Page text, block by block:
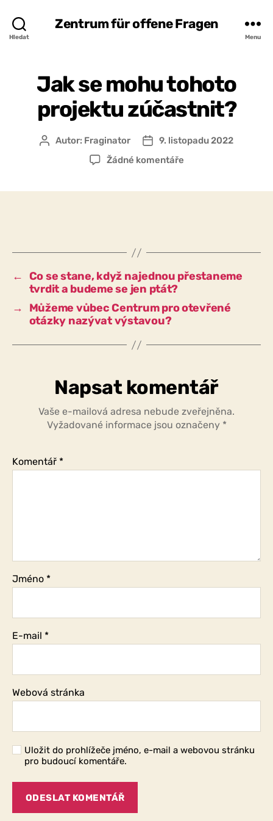
Hledat
Zentrum für offene Fragen
Menu
Jak se mohu tohoto
projektu zúčastnit?
AutorAutor: Fraginator
Datum
příspěvku
9. listopadu 2022
Žádné komentářeu
tohoto
zúčastnit?
← Co se stane, když najednou přestaneme
tvrdit a budeme se jen ptát?
→
Můžeme vůbec Centrum pro otevřené
otázky nazývat výstavou?
Napsat komentář
Vaše e-mailová adresa nebude zveřejněna.
Vyžadované informace jsou označeny *
Komentář *
Jméno *
E-mail *
Webová stránka
Uložit do prohlížeče jméno, e-mail a webovou stránku
pro budoucí komentáře.